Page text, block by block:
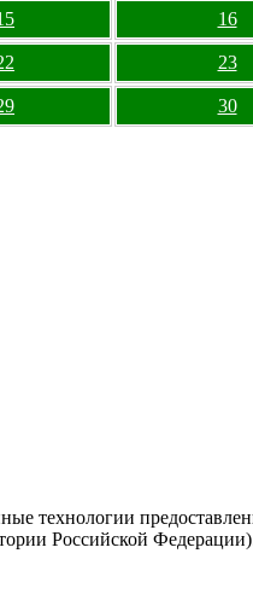
16
23
30
технологии
Российской